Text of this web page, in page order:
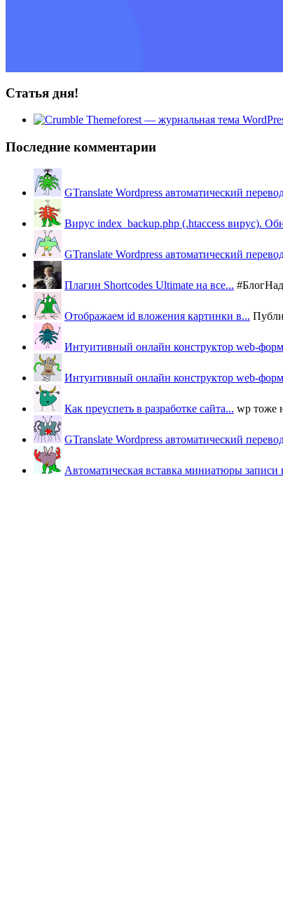
Статья дня!
Последние комментарии
GTranslate Wordpress автоматический
Вирус index_backup.php (.htaccess вируc).
GTranslate Wordpress автоматический
Плагин Shortcodes Ultimate на все...
Отображаем id вложения картинки в...
Интуитивный онлайн конструктор web-
Интуитивный онлайн конструктор web-
Как преуспеть в разработке сайта... wp тоже
GTranslate Wordpress автоматический
Автоматическая вставка миниатюры записи